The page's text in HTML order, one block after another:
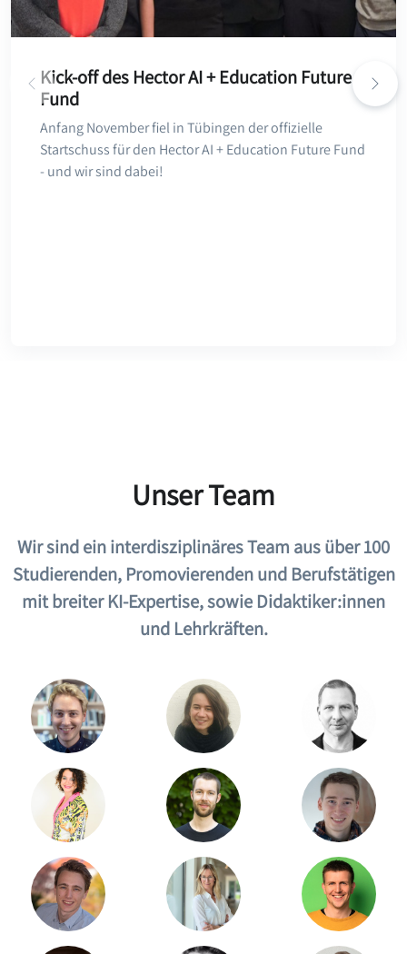
Kick-off des Hector AI + Education Future
Fund
Anfang November fiel in Tübingen der offizielle
Startschuss für den Hector AI + Education Future Fund
- und wir sind dabei!
Unser Team
Wir sind ein interdisziplinäres Team aus über 100
Studierenden, Promovierenden und Berufstätigen
mit breiter KI-Expertise, sowie Didaktiker:innen
und Lehrkräften.